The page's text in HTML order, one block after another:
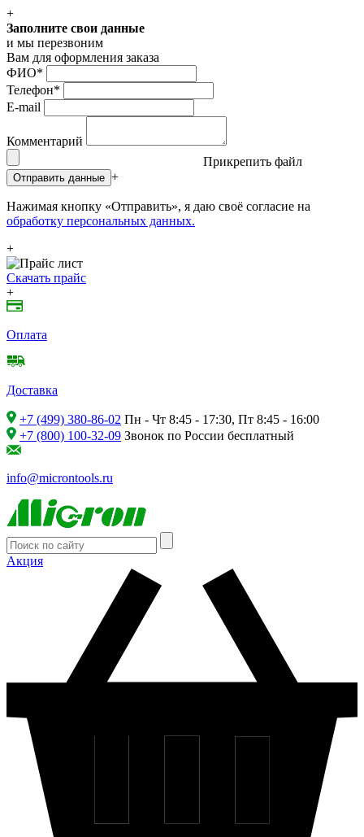
+
Заполните свои данные
и мы перезвоним
Вам для оформления заказа
ФИО*
Телефон*
E-mail
Комментарий
Прикрепить файл
Отправить данные +
Нажимая кнопку «Отправить», я даю своё согласие на
обработку персональных данных.
+
Скачать прайс
+
Оплата
Доставка
+7 (499) 380-86-02 Пн - Чт 8:45 - 17:30, Пт 8:45 - 16:00
+7 (800) 100-32-09 Звонок по России бесплатный
info@microntools.ru
Акция